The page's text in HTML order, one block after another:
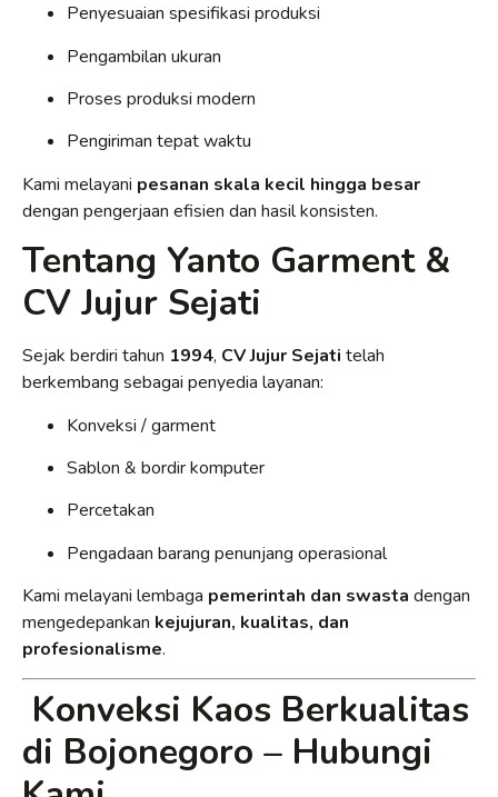
Penyesuaian spesifikasi produksi
Pengambilan ukuran
Proses produksi modern
Pengiriman tepat waktu
Kami melayani pesanan skala kecil hingga besar
dengan pengerjaan efisien dan hasil konsisten.
Tentang Yanto Garment &
CV Jujur Sejati
Sejak berdiri tahun 1994, CV Jujur Sejati telah
berkembang sebagai penyedia layanan:
Konveksi / garment
Sablon & bordir komputer
Percetakan
Pengadaan barang penunjang operasional
Kami melayani lembaga pemerintah dan swasta dengan
mengedepankan kejujuran, kualitas, dan
profesionalisme.
Konveksi Kaos Berkualitas
di Bojonegoro – Hubungi